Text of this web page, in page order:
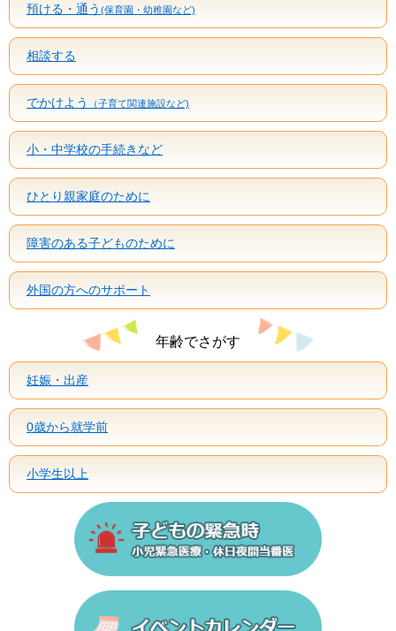
預ける・通う (保育園・幼稚園など)
相談する
でかけよう （子育て関連施設など)
小・中学校の手続きなど
ひとり親家庭のために
障害のある子どものために
外国の方へのサポート
年齢でさがす
妊娠・出産
0歳から就学前
小学生以上